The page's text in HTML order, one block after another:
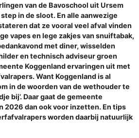
van de Bavoschool uit Ursem
in de sloot. En alle aanwezige
dat ze vooral veel afval vinden
vapes en lege zakjes van snuiftabak,
met diner, wisselden
en technisch adviseur groen
Koggenland ervaringen uit met
Want Koggenland is al
in de woorden van de wethouder te
bij’. Daar gaat de gemeente
2026 dan ook voor inzetten. En tips
worden daarbij natuurlijk